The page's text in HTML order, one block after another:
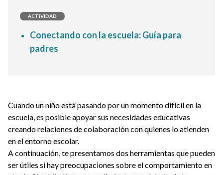
ACTIVIDAD
Conectando con la escuela: Guía para
padres
Cuando un niño está pasando por un momento difícil en la
escuela, es posible apoyar sus necesidades educativas
creando relaciones de colaboración con quienes lo atienden
en el entorno escolar.
A continuación, te presentamos dos herramientas que pueden
ser útiles si hay preocupaciones sobre el comportamiento en